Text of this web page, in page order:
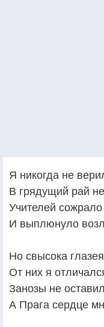
Я никогда не
В грядущий рай
Учителей
И выплюнуло
Но свысока
От них я
Занозы не
А Прага сердце